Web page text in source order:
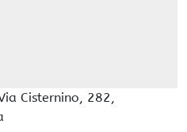
Cisternino, 282,